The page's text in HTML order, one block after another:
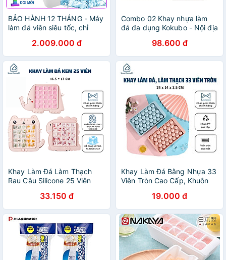
BẢO HÀNH 12 THÁNG - Máy
làm đá viên siêu tốc, chỉ
Nga cao cấp DSP - KD8001
2.009.000 đ
Combo 02 Khay nhựa làm
đá đa dụng Kokubo - Nội địa
dài + 01 khay 84 viên mini)
98.600 đ
Khay Làm Đá Làm Thạch
Rau Câu Silicone 25 Viên
Siêu Cute Đồ Dùng Nhà Bếp
- Hàng Chính Hãng MINIIN
33.150 đ
Khay Làm Đá Bằng Nhựa 33
Viên Tròn Cao Cấp, Khuôn
Nắp Đậy - Chính hãng
MINIIN (Giao màu ngẫu
nhiên)
19.000 đ